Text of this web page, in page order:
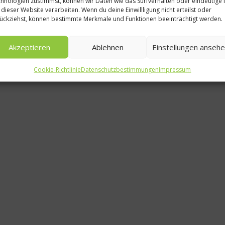
dieser Website verarbeiten. Wenn du deine Einwillligung nicht erteilst oder
können bestimmte Merkmale und Funktionen beeinträchtigt werden.
Akzeptieren Ablehnen Einstellungen
Cookie-RichtlinieDatenschutzbestimmungenImpressum
Zahlen